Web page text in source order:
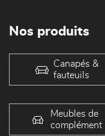
Nos produits
Canapés &
fauteuils
Meubles de
complément